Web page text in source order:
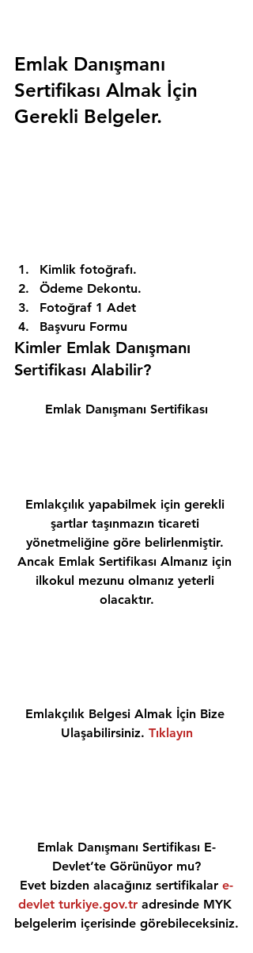
Emlak Danışmanı
Sertifikası Almak İçin
Gerekli Belgeler.
Kimlik fotoğrafı.
Ödeme Dekontu.
Fotoğraf 1 Adet
Başvuru Formu
Kimler Emlak Danışmanı
Sertifikası Alabilir?
Emlak Danışmanı Sertifikası
Emlakçılık yapabilmek için gerekli
şartlar taşınmazın ticareti
yönetmeliğine göre belirlenmiştir.
Ancak Emlak Sertifikası Almanız için
ilkokul mezunu olmanız yeterli
olacaktır.
Emlakçılık Belgesi Almak İçin Bize
Ulaşabilirsiniz. Tıklayın
Emlak Danışmanı Sertifikası E-
Devlet’te Görünüyor mu?
Evet bizden alacağınız sertifikalar e-
devlet turkiye.gov.tr adresinde MYK
belgelerim içerisinde görebileceksiniz.